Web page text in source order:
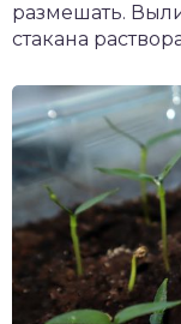
размешать.
стакана